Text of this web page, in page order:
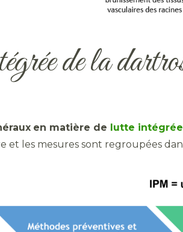
de la
en matière de lutte intégrée
et les mesures sont regroupées